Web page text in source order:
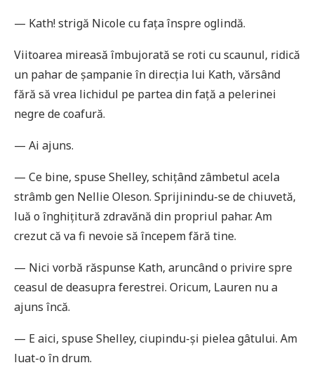
— Kath! strigă Nicole cu fața înspre oglindă.
Viitoarea mireasă îmbujorată se roti cu scaunul, ridică
un pahar de șampanie în direcția lui Kath, vărsând
fără să vrea lichidul pe partea din față a pelerinei
negre de coafură.
— Ai ajuns.
— Ce bine, spuse Shelley, schițând zâmbetul acela
strâmb gen Nellie Oleson. Sprijinindu-se de chiuvetă,
luă o înghițitură zdravănă din propriul pahar. Am
crezut că va fi nevoie să începem fără tine.
— Nici vorbă răspunse Kath, aruncând o privire spre
ceasul de deasupra ferestrei. Oricum, Lauren nu a
ajuns încă.
— E aici, spuse Shelley, ciupindu-și pielea gâtului. Am
luat-o în drum.